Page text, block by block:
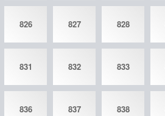
826 827 828
831 832 833
836 837 838